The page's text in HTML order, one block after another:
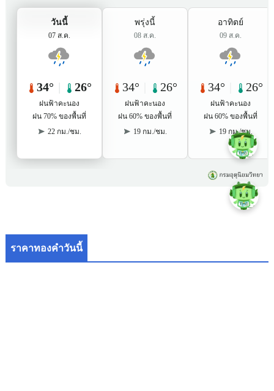
ราคาทองคำวันนี้